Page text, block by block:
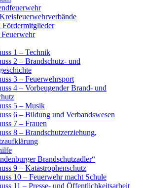
Fördermitglieder
1 – Technik
2 – Brandschutz- und
3 – Feuerwehrsport
4 – Vorbeugender Brand- und
5 – Musik
6 – Bildung und Verbandswesen
7 – Frauen
8 – Brandschutzerziehung,
Brandschutzadler“
9 – Katastrophenschutz
10 – Feuerwehr macht Schule
11 – Presse- und Öffentlichkeitsarbeit